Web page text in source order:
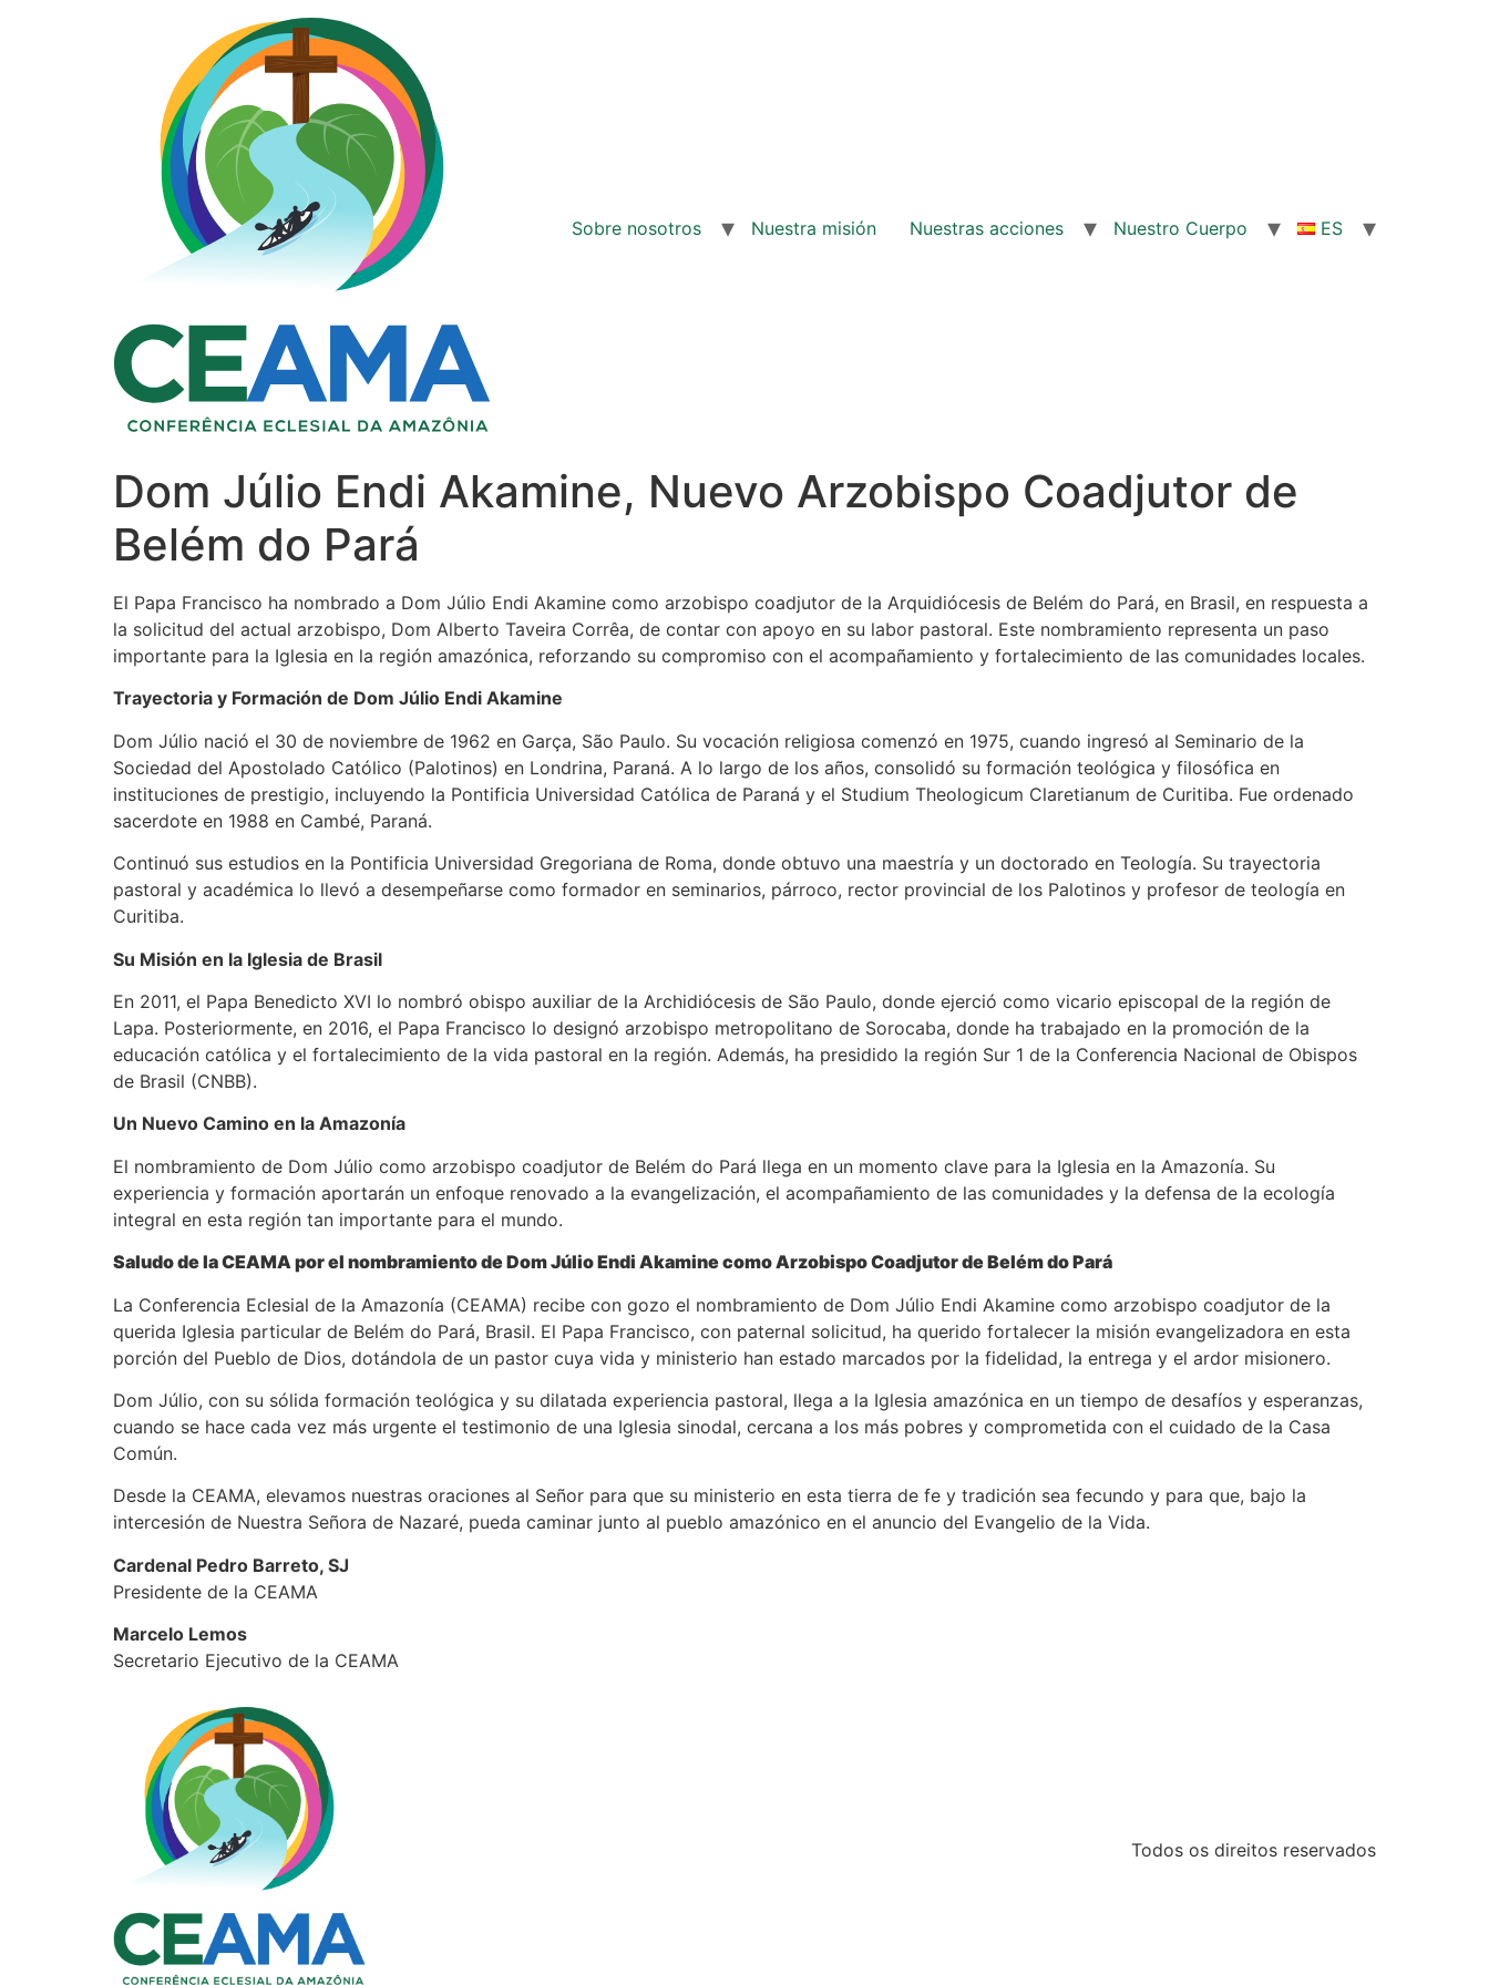
Sobre nosotros Nuestra misión Nuestras acciones Nuestro Cuerpo ES
Dom Júlio Endi Akamine, Nuevo Arzobispo Coadjutor de
Belém do Pará
El Papa Francisco ha nombrado a Dom Júlio Endi Akamine como arzobispo coadjutor de la Arquidiócesis de Belém do Pará, en Brasil, en respuesta a
la solicitud del actual arzobispo, Dom Alberto Taveira Corrêa, de contar con apoyo en su labor pastoral. Este nombramiento representa un paso
importante para la Iglesia en la región amazónica, reforzando su compromiso con el acompañamiento y fortalecimiento de las comunidades locales.
Trayectoria y Formación de Dom Júlio Endi Akamine
Dom Júlio nació el 30 de noviembre de 1962 en Garça, São Paulo. Su vocación religiosa comenzó en 1975, cuando ingresó al Seminario de la
Sociedad del Apostolado Católico (Palotinos) en Londrina, Paraná. A lo largo de los años, consolidó su formación teológica y filosófica en
instituciones de prestigio, incluyendo la Pontificia Universidad Católica de Paraná y el Studium Theologicum Claretianum de Curitiba. Fue ordenado
sacerdote en 1988 en Cambé, Paraná.
Continuó sus estudios en la Pontificia Universidad Gregoriana de Roma, donde obtuvo una maestría y un doctorado en Teología. Su trayectoria
pastoral y académica lo llevó a desempeñarse como formador en seminarios, párroco, rector provincial de los Palotinos y profesor de teología en
Curitiba.
Su Misión en la Iglesia de Brasil
En 2011, el Papa Benedicto XVI lo nombró obispo auxiliar de la Archidiócesis de São Paulo, donde ejerció como vicario episcopal de la región de
Lapa. Posteriormente, en 2016, el Papa Francisco lo designó arzobispo metropolitano de Sorocaba, donde ha trabajado en la promoción de la
educación católica y el fortalecimiento de la vida pastoral en la región. Además, ha presidido la región Sur 1 de la Conferencia Nacional de Obispos
de Brasil (CNBB).
Un Nuevo Camino en la Amazonía
El nombramiento de Dom Júlio como arzobispo coadjutor de Belém do Pará llega en un momento clave para la Iglesia en la Amazonía. Su
experiencia y formación aportarán un enfoque renovado a la evangelización, el acompañamiento de las comunidades y la defensa de la ecología
integral en esta región tan importante para el mundo.
Saludo de la CEAMA por el nombramiento de Dom Júlio Endi Akamine como Arzobispo Coadjutor de Belém do Pará
La Conferencia Eclesial de la Amazonía (CEAMA) recibe con gozo el nombramiento de Dom Júlio Endi Akamine como arzobispo coadjutor de la
querida Iglesia particular de Belém do Pará, Brasil. El Papa Francisco, con paternal solicitud, ha querido fortalecer la misión evangelizadora en esta
porción del Pueblo de Dios, dotándola de un pastor cuya vida y ministerio han estado marcados por la fidelidad, la entrega y el ardor misionero.
Dom Júlio, con su sólida formación teológica y su dilatada experiencia pastoral, llega a la Iglesia amazónica en un tiempo de desafíos y esperanzas,
cuando se hace cada vez más urgente el testimonio de una Iglesia sinodal, cercana a los más pobres y comprometida con el cuidado de la Casa
Común.
Desde la CEAMA, elevamos nuestras oraciones al Señor para que su ministerio en esta tierra de fe y tradición sea fecundo y para que, bajo la
intercesión de Nuestra Señora de Nazaré, pueda caminar junto al pueblo amazónico en el anuncio del Evangelio de la Vida.
Cardenal Pedro Barreto, SJ
Presidente de la CEAMA
Marcelo Lemos
Secretario Ejecutivo de la CEAMA
Todos os direitos reservados